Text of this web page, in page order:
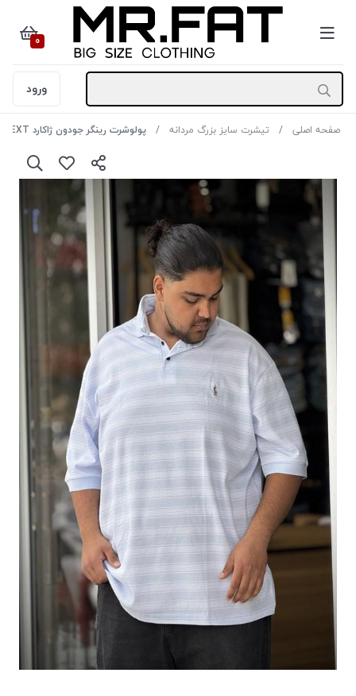
0
ورود
صفحه اصلی تیشرت سایز بزرگ مردانه پولوشرت رینگر جودون ژاکارد NEXT رنگ آبی آسمانی سایز 3XL